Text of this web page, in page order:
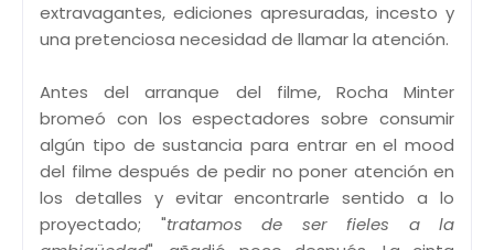
extravagantes, ediciones apresuradas, incesto y
una pretenciosa necesidad de llamar la atención.
Antes del arranque del filme, Rocha Minter
bromeó con los espectadores sobre consumir
algún tipo de sustancia para entrar en el mood
del filme después de pedir no poner atención en
los detalles y evitar encontrarle sentido a lo
proyectado; "tratamos de ser fieles a la